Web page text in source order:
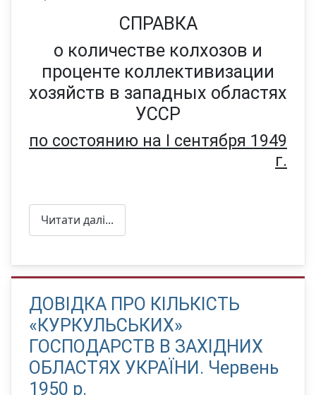
СПРАВКА
о количестве колхозов и
проценте коллективизации
хозяйств в западных областях
УССР
по состоянию на I сентября 1949
г.
Читати далі...
ДОВІДКА ПРО КІЛЬКІСТЬ
«КУРКУЛЬСЬКИХ»
ГОСПОДАРСТВ В ЗАХІДНИХ
ОБЛАСТЯХ УКРАЇНИ. Червень
1950 р.